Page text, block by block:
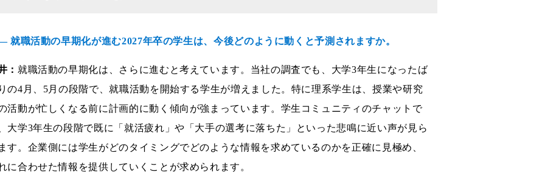
職活動の早期化が進む2027年卒の学生は、今後どのように動くと予測されますか。
： 就職活動の早期化は、さらに進むと考えています。当社の調査でも、大学3年生になったば
の4月、5月の段階で、就職活動を開始する学生が増えました。特に理系学生は、授業や研究
活動が忙しくなる前に計画的に動く傾向が強まっています。学生コミュニティのチャットで
大学3年生の段階で既に「就活疲れ」や「大手の選考に落ちた」といった悲鳴に近い声が見ら
す。企業側には学生がどのタイミングでどのような情報を求めているのかを正確に見極め、
に合わせた情報を提供していくことが求められます。